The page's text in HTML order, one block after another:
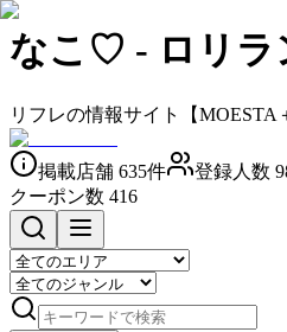
なこ♡ - ロリラ
リフレの情報サイト【MOESTA
掲載店舗 635件 登録人数
クーポン数 416